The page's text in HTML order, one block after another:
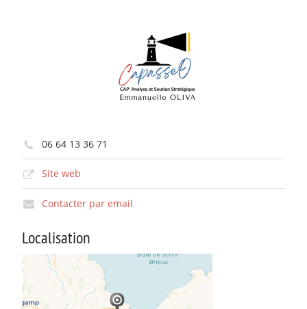
06 64 13 36 71
Site web
Contacter par email
Localisation